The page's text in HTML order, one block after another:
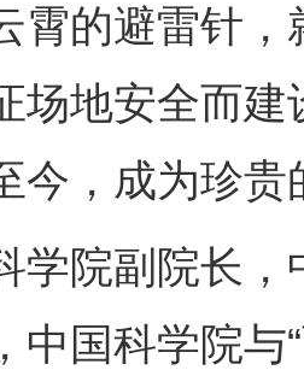
霄的避雷针
场地安全而
今，成为珍贵
院副院长，
中国科学院与